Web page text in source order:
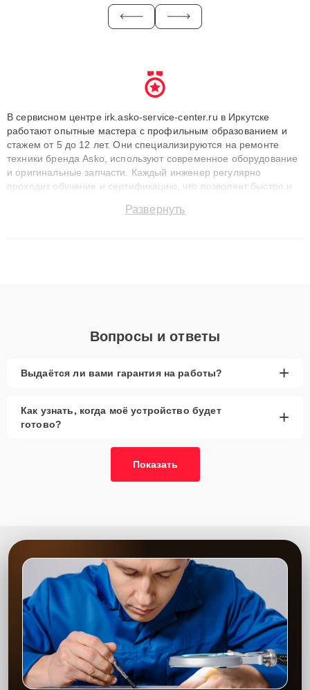
В сервисном центре irk.asko-service-center.ru в Иркутске
работают опытные мастера с профильным образованием и
стажем от 5 до 12 лет. Они специализируются на ремонте
техники бренда Asko, используют современное оборудование
и оригинальные запчасти. Каждый инженер регулярно
проходит обучение и сертификацию, что позволяет быстро и
сохранением гарантии до 3 лет. Наши мастера решают
Развернуть
Вопросы и ответы
Выдаётся ли вами гарантия на работы? +
Как узнать, когда моё устройство будет
готово?
+
Показать